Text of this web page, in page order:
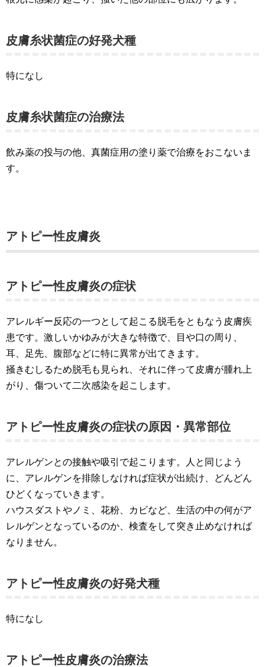
皮膚糸状菌症の好発犬種
特になし
皮膚糸状菌症の治療法
飲み薬の投与の他、真菌症用の塗り薬で治療をおこないま
す。
アトピー性皮膚炎
アトピー性皮膚炎の症状
アレルギー反応の一つとして起こる脱毛をともなう皮膚疾
患です。激しいかゆみが大きな特徴で、目や口の周り、
耳、足先、腹部などに特に異常が出てきます。
掻きむしるため脱毛も見られ、それに伴って皮膚が腫れ上
がり、傷ついて二次感染を起こします。
アトピー性皮膚炎の症状の原因・異常部位
アレルゲンとの接触や吸引で起こります。人と同じよう
に、アレルゲンを排除しなければ症状が出続け、どんどん
ひどくなっていきます。
ハウスダストやノミ、花粉、カビなど、生活の中の何がア
レルゲンとなっているのか、検査をして突き止めなければ
なりません。
アトピー性皮膚炎の好発犬種
特になし
アトピー性皮膚炎の治療法